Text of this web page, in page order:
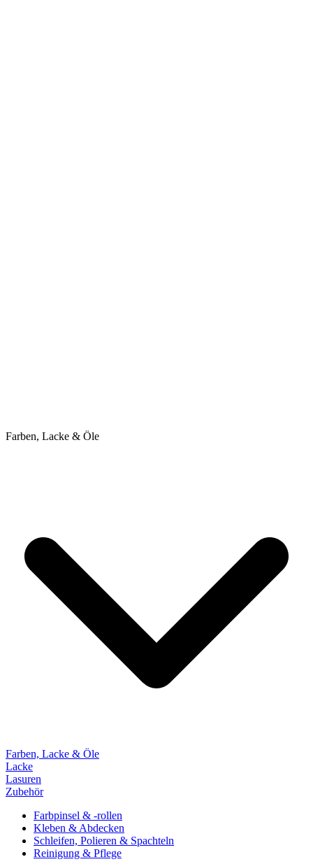
Farben, Lacke & Öle
Farben, Lacke & Öle
Lacke
Lasuren
Zubehör
Farbpinsel & -rollen
Kleben & Abdecken
Schleifen, Polieren & Spachteln
Reinigung & Pflege